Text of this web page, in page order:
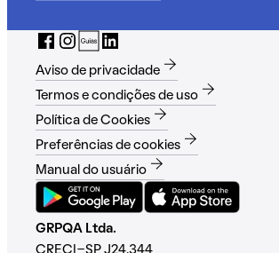
Aviso de privacidade
Termos e condições de uso
Política de Cookies
Preferências de cookies
Manual do usuário
GRPQA Ltda.